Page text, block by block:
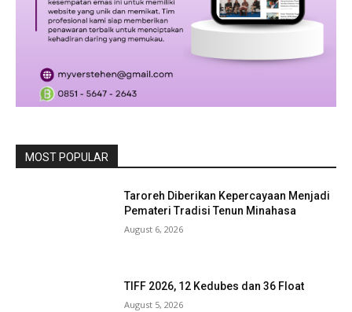
MOST POPULAR
Taroreh Diberikan Kepercayaan Menjadi
Pemateri Tradisi Tenun Minahasa
August 6, 2026
TIFF 2026, 12 Kedubes dan 36 Float
August 5, 2026